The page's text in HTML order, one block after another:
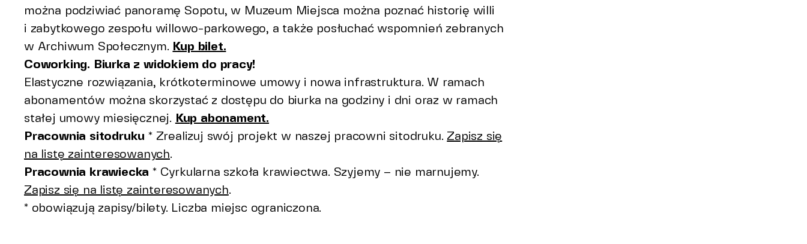
można podziwiać panoramę Sopotu, w Muzeum Miejsca można poznać historię willi
i zabytkowego zespołu willowo-parkowego, a także posłuchać wspomnień zebranych
w Archiwum Społecznym. Kup bilet.
Coworking. Biurka z widokiem do pracy!
Elastyczne rozwiązania, krótkoterminowe umowy i nowa infrastruktura. W ramach
abonamentów można skorzystać z dostępu do biurka na godziny i dni oraz w ramach
stałej umowy miesięcznej. Kup abonament.
Pracownia sitodruku * Zrealizuj swój projekt w naszej pracowni sitodruku. Zapisz się
na listę zainteresowanych.
Pracownia krawiecka * Cyrkularna szkoła krawiectwa. Szyjemy – nie marnujemy.
Zapisz się na listę zainteresowanych.
* obowiązują zapisy/bilety. Liczba miejsc ograniczona.